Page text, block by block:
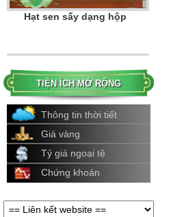
Hạt sen sấy dạng hộp
Hạt sen sấy
TIỆN ÍCH MỞ RỘNG
Thông tin thời tiết
Giá vàng
Tỷ giá ngoại tệ
Chứng khoán